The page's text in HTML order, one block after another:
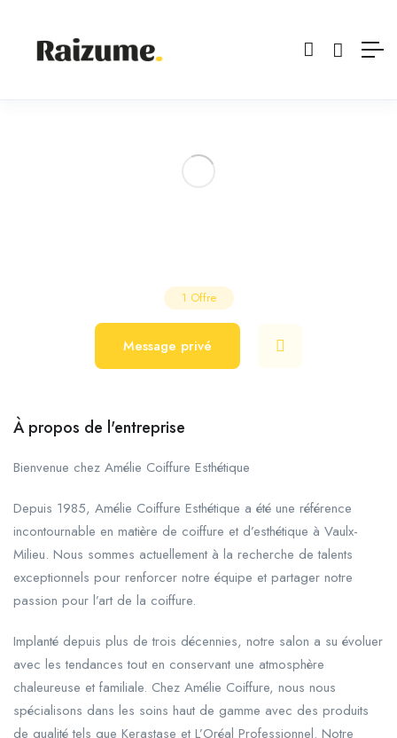
1 Offre
Message privé
À propos de l'entreprise
Bienvenue chez Amélie Coiffure Esthétique
Depuis 1985, Amélie Coiffure Esthétique a été une référence
incontournable en matière de coiffure et d’esthétique à Vaulx-
Milieu. Nous sommes actuellement à la recherche de talents
exceptionnels pour renforcer notre équipe et partager notre
passion pour l’art de la coiffure.
Implanté depuis plus de trois décennies, notre salon a su évoluer
avec les tendances tout en conservant une atmosphère
chaleureuse et familiale. Chez Amélie Coiffure, nous nous
spécialisons dans les soins haut de gamme avec des produits
de qualité tels que Kerastase et L’Oréal Professionnel. Notre